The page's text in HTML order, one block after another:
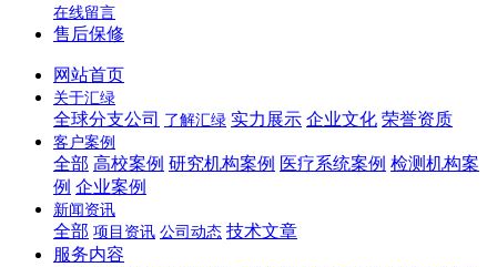
在线留言
售后保修
网站首页
关于汇绿
全球分支公司 了解汇绿 实力展示 企业文化 荣誉资质
客户案例
全部 高校案例 研究机构案例 医疗系统案例 检测机构案
例 企业案例
新闻资讯
全部 项目资讯 公司动态 技术文章
服务内容